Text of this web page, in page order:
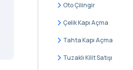
Oto Çilingir
Çelik Kapı Açma
Tahta Kapı Açma
Tuzaklı Kilit Satışı